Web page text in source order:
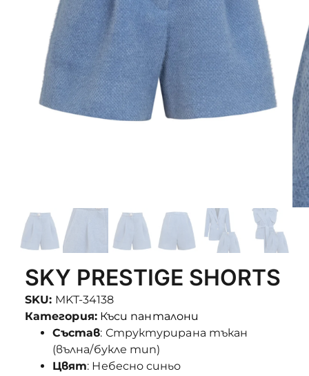
SKY PRESTIGE SHORTS
SKU: MKT-34138
Категория: Къси панталони
Състав: Структурирана тъкан
(вълна/букле тип)
Цвят: Небесно синьо